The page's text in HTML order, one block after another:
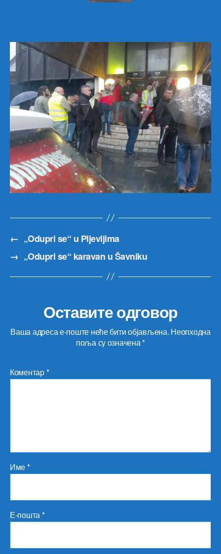
← „Odupri se“ u Pljevljima
→ „Odupri se“ karavan u Šavniku
Оставите одговор
Ваша адреса е-поште неће бити објављена. Неопходна
поља су означена*
Коментар*
Име*
Е-пошта*